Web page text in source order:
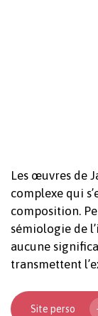
Les œuvres de
complexe qui
composition.
sémiologie de
aucune
transmettent
Site perso